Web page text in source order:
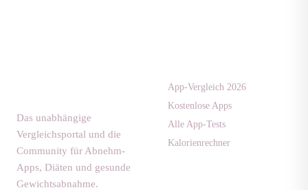
Das unabhängige
Vergleichsportal und die
Community für Abnehm-
Apps, Diäten und gesunde
Gewichtsabnahme.
App-Vergleich 2026
Kostenlose Apps
Alle App-Tests
Kalorienrechner